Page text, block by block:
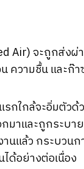
Air) จะถูกส่งผ่
ความชื้น และก๊
รกใกล้จะอิ่มตัว
มาและถูกระบ
นแล้ว กระบวน
ได้อย่างต่อเนื่อง